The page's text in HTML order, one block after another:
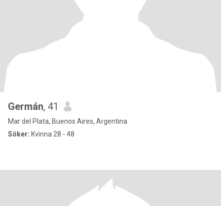
Germán, 41
Mar del Plata, Buenos Aires, Argentina
Söker: Kvinna 28 - 48